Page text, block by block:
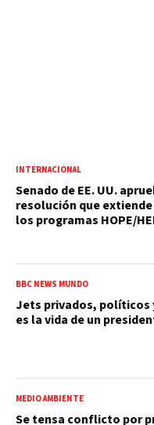
INTERNACIONAL
Senado de EE. UU.
resolución que
los programas HOPE/
BBC NEWS MUNDO
Jets privados, políticos
es la vida de un
MEDIO AMBIENTE
Se tensa conflicto por